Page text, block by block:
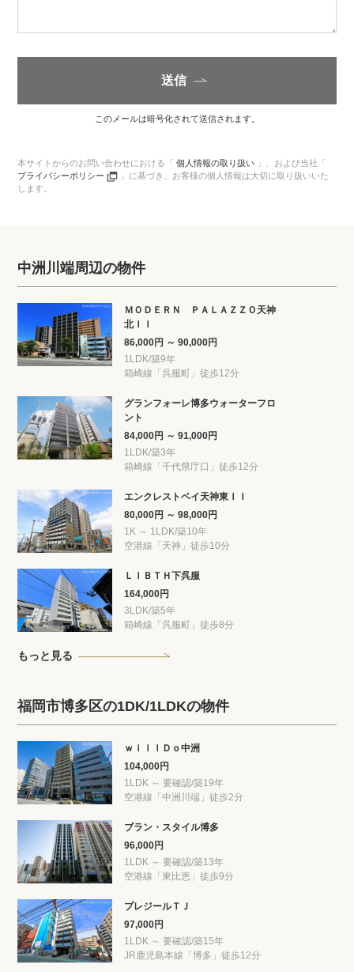
送信
このメールは暗号化されて送信されます。
本サイトからのお問い合わせにおける「個人情報の取り扱い 」、 および当社「
プライバシーポリシー
」に基づき、 お客様の個人情報は大切に取り扱いいた
します。
中洲川端周辺の物件
ＭＯＤＥＲＮ ＰＡＬＡＺＺＯ天神
北ＩＩ
86,000円 ～ 90,000円
1LDK/築9年
箱崎線「呉服町」徒歩12分
グランフォーレ博多ウォーターフロ
ント
84,000円 ～ 91,000円
1LDK/築3年
箱崎線「千代県庁口」徒歩12分
エンクレストベイ天神東ＩＩ
80,000円 ～ 98,000円
1K ～ 1LDK/築10年
空港線「天神」徒歩10分
ＬＩＢＴＨ下呉服
164,000円
3LDK/築5年
箱崎線「呉服町」徒歩8分
もっと見る
福岡市博多区の1DK/1LDKの物件
ｗｉｌｌＤｏ中洲
104,000円
1LDK ～ 要確認/築19年
空港線「中洲川端」徒歩2分
ブラン・スタイル博多
96,000円
1LDK ～ 要確認/築13年
空港線「東比恵」徒歩9分
プレジールＴＪ
97,000円
1LDK ～ 要確認/築15年
JR鹿児島本線「博多」徒歩12分